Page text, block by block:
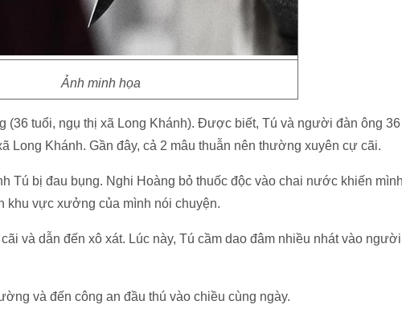
Ảnh minh họa
(36 tuổi, ngụ thị xã Long Khánh). Được biết, Tú và người đàn ông 36
Long Khánh. Gần đây, cả 2 mâu thuẫn nên thường xuyên cự cãi.
Tú bị đau bụng. Nghi Hoàng bỏ thuốc độc vào chai nước khiến mình
khu vực xưởng của mình nói chuyện.
và dẫn đến xô xát. Lúc này, Tú cầm dao đâm nhiều nhát vào người
và đến công an đầu thú vào chiều cùng ngày.